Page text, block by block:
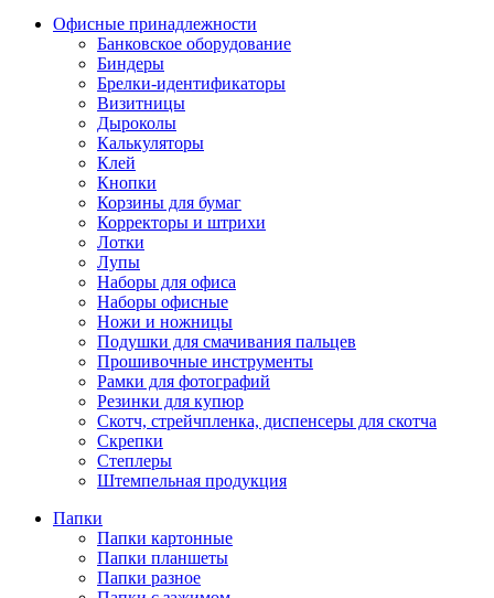
Офисные принадлежности
Банковское оборудование
Биндеры
Брелки-идентификаторы
Визитницы
Дыроколы
Калькуляторы
Клей
Кнопки
Корзины для бумаг
Корректоры и штрихи
Лотки
Лупы
Наборы для офиса
Наборы офисные
Ножи и ножницы
Подушки для смачивания пальцев
Прошивочные инструменты
Рамки для фотографий
Резинки для купюр
Скотч, стрейчпленка, диспенсеры для скотча
Скрепки
Степлеры
Штемпельная продукция
Папки
Папки картонные
Папки планшеты
Папки разное